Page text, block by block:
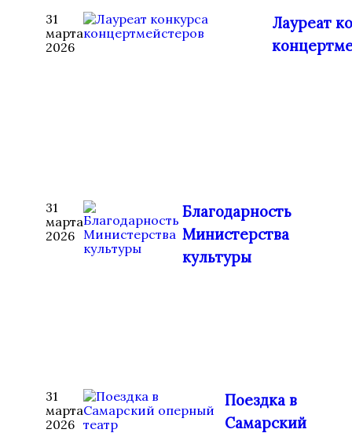
31
марта
2026
Лауреат
31
марта
2026
Благодарность
Министерства
культуры
31
марта
2026
Поездка в
Самарский